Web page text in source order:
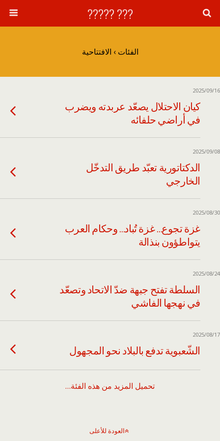
??? ?????
الفئات › الافتتاحية
2025/09/16
كيان الاحتلال يصعّد عربدته ويضرب
في أراضي حلفائه
2025/09/08
الدكتاتورية تعبّد طريق التدخّل
الخارجي
2025/08/30
غزة تجوع… غزة تُباد… وحكام العرب
يتواطؤون بنذالة
2025/08/24
السلطة تفتح جبهة ضدّ الاتحاد وتصعّد
في نهجها الفاشي
2025/08/17
الشّعبوية تدفع بالبلاد نحو المجهول
تحميل المزيد من هذه الفئة…
العودة للأعلى